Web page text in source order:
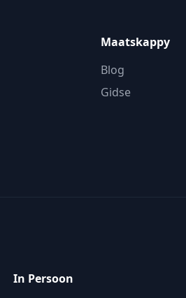
Maatskappy
Blog
Gidse
In Persoon